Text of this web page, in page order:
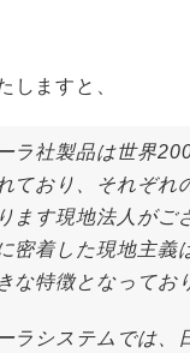
しますと、
ラ社製品は世界
ており、それぞれ
ます現地法人がご
密着した現地主義
な特徴となってお
ラシステムでは、